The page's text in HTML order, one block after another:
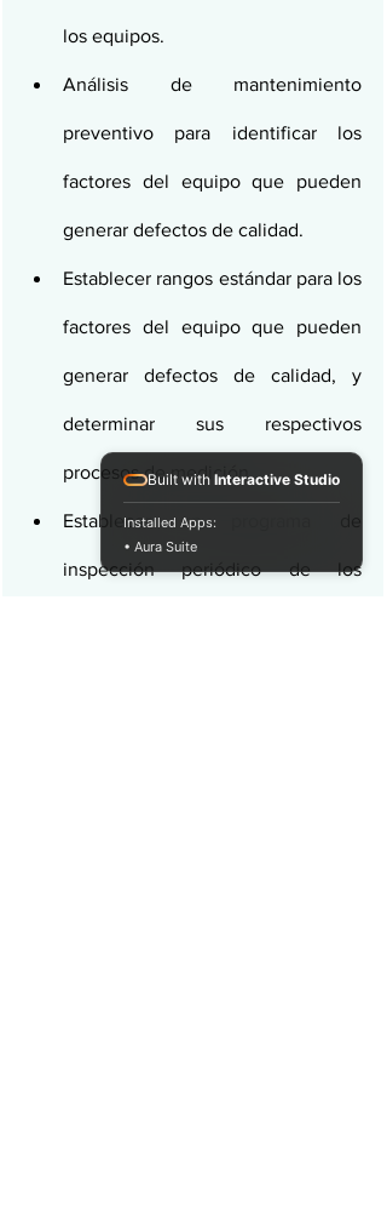
los equipos.
Análisis de mantenimiento
preventivo para identificar los
factores del equipo que pueden
generar defectos de calidad.
Establecer rangos estándar para los
factores del equipo que pueden
generar defectos de calidad, y
determinar sus respectivos
procesos de medición.
Establecer un programa de
inspección periódico de los
Built with Interactive Studio
Installed Apps:
• Aura Suite